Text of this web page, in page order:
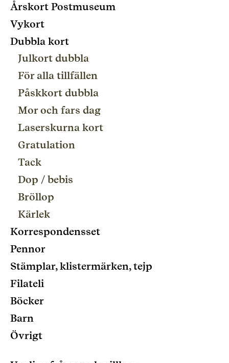
Årskort Postmuseum
Vykort
Dubbla kort
Julkort dubbla
För alla tillfällen
Påskkort dubbla
Mor och fars dag
Laserskurna kort
Gratulation
Tack
Dop / bebis
Bröllop
Kärlek
Korrespondensset
Pennor
Stämplar, klistermärken, tejp
Filateli
Böcker
Barn
Övrigt